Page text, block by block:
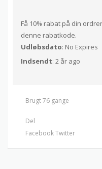
Få 10% rabat på din
denne rabatkode.
Udløbsdato: No Expires
Indsendt: 2 år ago
Brugt 76 gange
Del
FacebookTwitter